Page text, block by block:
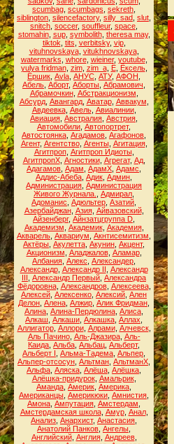
scumbag scumbags sekreth
siblington silencefactory, silly_sad slut
snitch soccer, souffleur, space
stomahin, sup, symbolith, theresa may,
tiktok tits verbitsky, vip,
vituhnovskaya, vitukhnovskaya,
watermarks whore, wieiner, youtube,
yulya fridman, zim, zim_a, Ё, Ёксель,
Ёршик Аvla АНУС АТУ, АФОН
Абель Аборт, Аборты Абрамович
Абрамочкин, Абстракционизм
Абсурд, Авангард, Аватар, Аввакум
Авдеевка, Авель, Авиалинии,
Авиация Австралия Австрия
Автомобили Автопортрет,
Автостоянка Агадамов Агафонов
Агент, Агентство, Агенты, Агитация,
Агитпроп, Агитпроп Идиоты,
АгитпропХ, Агностики, Агрегат, Ад,
Адагамов Адам АдамХ Адамс
Аддис-Абеба Адик Админ
Администрация Администрация
Живого Журнала.
Адмирал
Адоманис Адюльтер Азатий
Азербайджан, Азия, Айвазовский,
Айзенберг, Айнзатцгруппа D
Академизм Академик, Академия,
Акварель Аквариум Акнтисемитизм
Актёры Акулетта Акунин Акцент,
Акционизм Аладжалов, Аламар,
Албания Алекс Александер
Александр, Александр II Александр
III Александр Первый Александра
Фёдоровна, Александров, Алексеева,
Алексей Алексенко Алексий Ален
Делон Алена Алжир Алик Фридман
Алина Алина-Пердюлина Алиса
Алкаш Алкаши Алкашка Аллах
Аллигатор, Аллори, Алрами, Алчевск,
Аль Пачино, Аль-Джазира, Аль-
Каида Альба Альбац Альберт,
Альберт I Альма-Тадема Альпер
Альпер-отсосун Альтман АльтманХ
Альфа Аляска Алёша Алёшка
Алёшка-придурок, Амальрик,
Аманда Америк Америка
Американцы Америкюки Амнистия
Амона Ампутация Амстердам
Амстердамская школа, Амур, Анал,
Анализ Анархист, Анастасия
Анатолий Панков Ангелы
Английский, Англия, Андреев,